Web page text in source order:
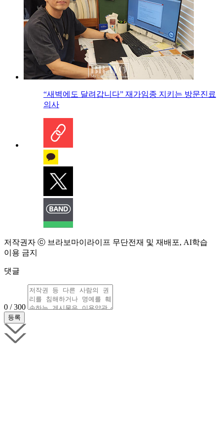
“새벽에도 달려갑니다” 재가임종 지키는 방문진료
의사
저작권자 ⓒ 브라보마이라이프 무단전재 및 재배포, AI학습
이용 금지
댓글
0 / 300